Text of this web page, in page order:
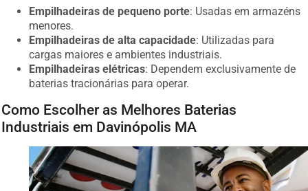
Empilhadeiras de pequeno porte: Usadas em armazéns
menores.
Empilhadeiras de alta capacidade: Utilizadas para
cargas maiores e ambientes industriais.
Empilhadeiras elétricas: Dependem exclusivamente de
baterias tracionárias para operar.
Como Escolher as Melhores Baterias
Industriais em Davinópolis MA